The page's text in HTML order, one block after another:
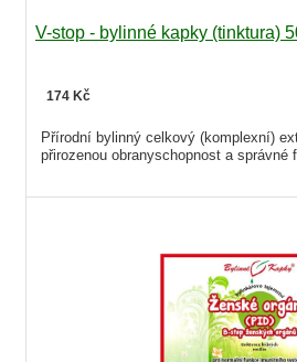
V-stop - bylinné kapky (tinktura)
174 Kč
Přírodní bylinný celkový (komplexní)
přirozenou obranyschopnost a správné